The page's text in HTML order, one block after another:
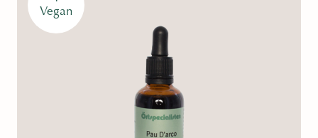
Vegan